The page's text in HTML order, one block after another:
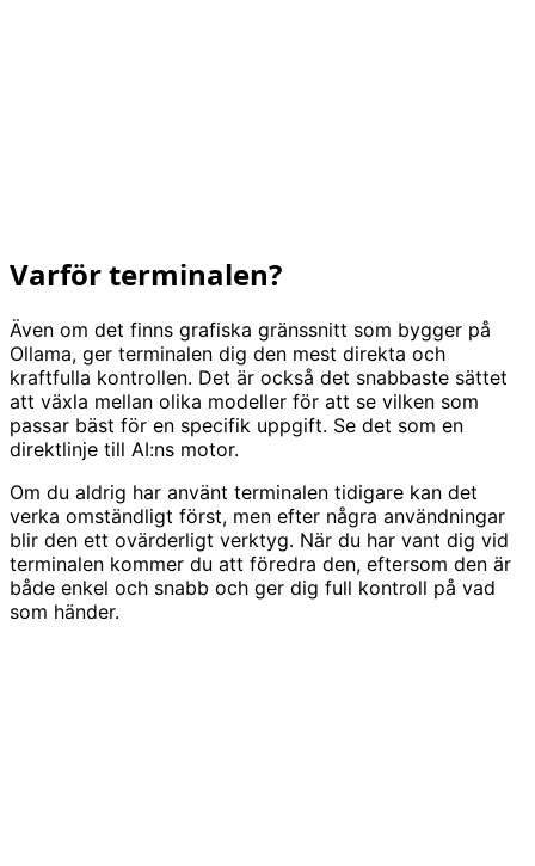
Varför terminalen?
Även om det finns grafiska gränssnitt som bygger på
Ollama, ger terminalen dig den mest direkta och
kraftfulla kontrollen. Det är också det snabbaste sättet
att växla mellan olika modeller för att se vilken som
passar bäst för en specifik uppgift. Se det som en
direktlinje till AI:ns motor.
Om du aldrig har använt terminalen tidigare kan det
verka omständligt först, men efter några användningar
blir den ett ovärderligt verktyg. När du har vant dig vid
terminalen kommer du att föredra den, eftersom den är
både enkel och snabb och ger dig full kontroll på vad
som händer.